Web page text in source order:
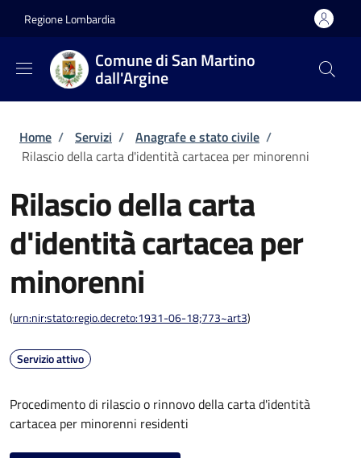
Regione Lombardia
Comune di San Martino
dall'Argine
Briciole di pane
Home / Servizi / Anagrafe e stato civile /
Rilascio della carta d'identità cartacea per minorenni
Rilascio della carta
d'identità cartacea per
minorenni
(urn:nir:stato:regio.decreto:1931-06-18;773~art3)
Servizio attivo
Procedimento di rilascio o rinnovo della carta d'identità
cartacea per minorenni residenti